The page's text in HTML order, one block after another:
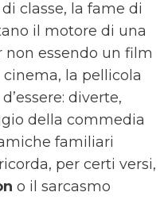
classe, la fame di
il motore di una
non essendo un film
la pellicola
diverte,
della commedia
familiari
per certi versi,
o il sarcasmo